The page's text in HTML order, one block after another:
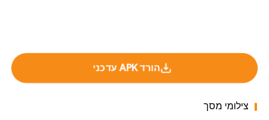
הורד APK עדכני
צילומי מסך